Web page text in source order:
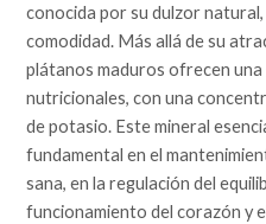
conocida por su dulzor
comodidad. Más allá de su
plátanos maduros ofrecen
nutricionales, con una
de potasio. Este mineral
fundamental en el
sana, en la regulación del
funcionamiento del corazón y